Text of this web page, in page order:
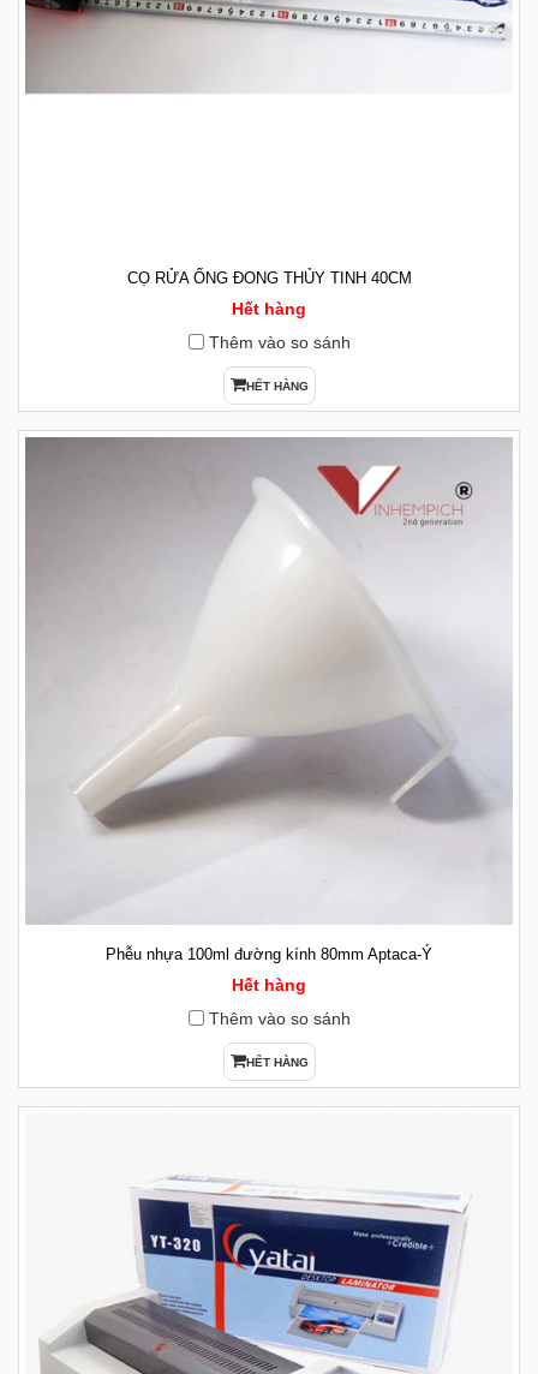
CỌ RỬA ỐNG ĐONG THỦY TINH 40CM
Hết hàng
Thêm vào so sánh
HẾT HÀNG
Phễu nhựa 100ml đường kính 80mm Aptaca-Ý
Hết hàng
Thêm vào so sánh
HẾT HÀNG